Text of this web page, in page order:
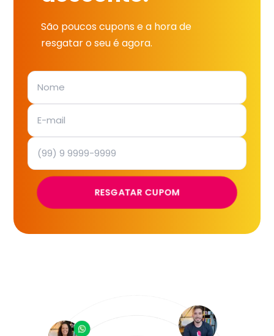
São poucos cupons e a hora de
resgatar o seu é agora.
RESGATAR CUPOM